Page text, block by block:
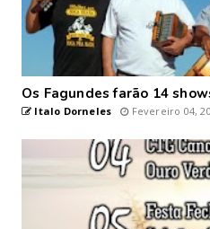
Os Fagundes farão 14
Italo Dorneles Fevereiro 04,